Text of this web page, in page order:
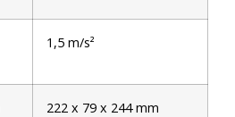
1,5 m/s²
222 x 79 x 244 mm